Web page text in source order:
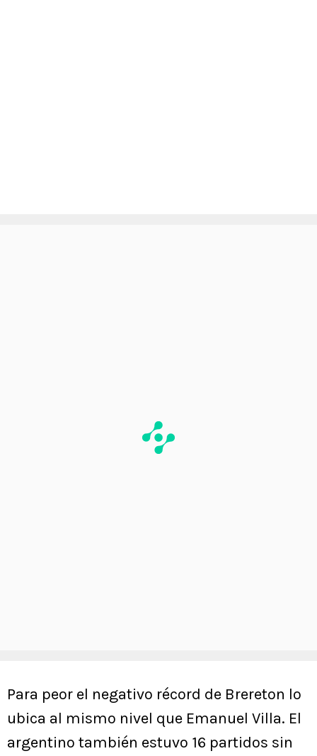
Para peor el negativo récord de Brereton lo
ubica al mismo nivel que Emanuel Villa. El
argentino también estuvo 16 partidos sin